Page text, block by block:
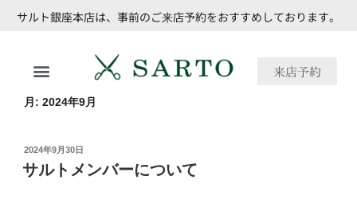
サルト銀座本店は、事前のご来店予約をおすすめしております。
来店予約
月: 2024年9月
2024年9月30日
サルトメンバーについて